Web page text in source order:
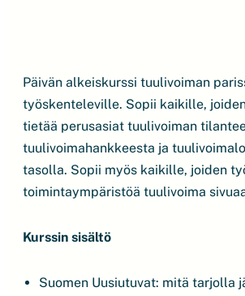
Päivän alkeiskurssi tuulivoiman
työskenteleville. Sopii kaikille,
tietää perusasiat tuulivoiman
tuulivoimahankkeesta ja
tasolla. Sopii myös kaikille, joiden
toimintaympäristöä tuulivoima
Kurssin sisältö
Suomen Uusiutuvat: mitä tarjolla